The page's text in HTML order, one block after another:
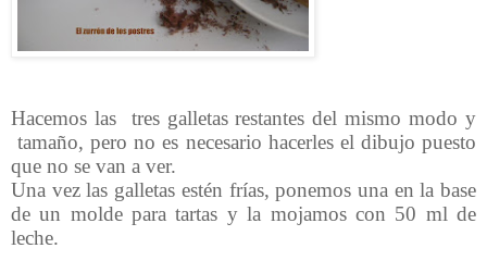
Hacemos las tres galletas restantes del mismo modo y
tamaño, pero no es necesario hacerles el dibujo puesto
que no se van a ver.
Una vez las galletas estén frías, ponemos una en la base
de un molde para tartas y la mojamos con 50 ml de
leche.